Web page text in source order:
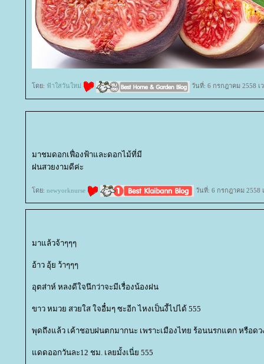
ดย: ฟ้าใสวันใหม่ วันที่: 6 กรกฎาคม 2558 เ
มาชมดอกเฟื่องฟ้าและดอกไม้ที่มี
ฝนสวยงามดีค่ะ
ดย: newyorknurse วันที่: 6 กรกฎาคม 2558
มาแล้วจ้าๆๆๆ
อ้าว อุ้ย ว้าๆๆๆ
อุตส่าห์ หลงดีใจนึกว่าจะมีเรื่องน้องฝน
ขาว หมวย สวยใส ใจอื๋มๆ ซะอีก ไหงเป็นงี้ไปได้ 555
พุดถึงแล้ว เค้าชอบฝนตกมากนะ เพราะเมืองไทย ร้อนนรกแตก หรือด
ดดออกวันละ12 ชม. เลยมั้งเนี่ย 555